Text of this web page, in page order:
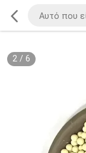
2/ 6